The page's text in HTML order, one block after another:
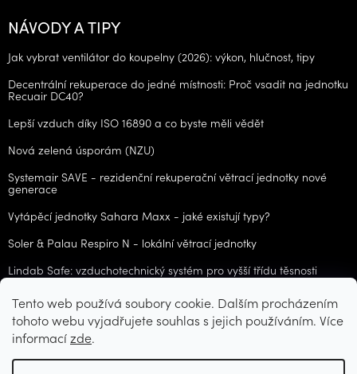
Tento web používá soubory cookie. Dalším procházením
tohoto webu vyjadřujete souhlas s jejich používáním. Více
informacízde.
NÁVODY A TIPY
Jak vybrat ventilátor do koupelny (2026): výkon, hlučnost, tipy
Decentrální rekuperace do jedné místnosti: Proč vsadit na jednotku
Recuair DC40?
Lepší vzduch díky ISO 16890 a co byste měli vědět
Nová zelená úsporám (NZU)
Systemair SAVE - rezidenční rekuperační větrací jednotky nové
generace
Vytápěcí jednotky Sahara Maxx - jaké existují typy?
Soler & Palau Respiro N - lokální větrací jednotky
Lindab Safe: vzduchotechnický systém pro vyšší třídu těsnosti
ARCHIV
Vytvořil Shoptet